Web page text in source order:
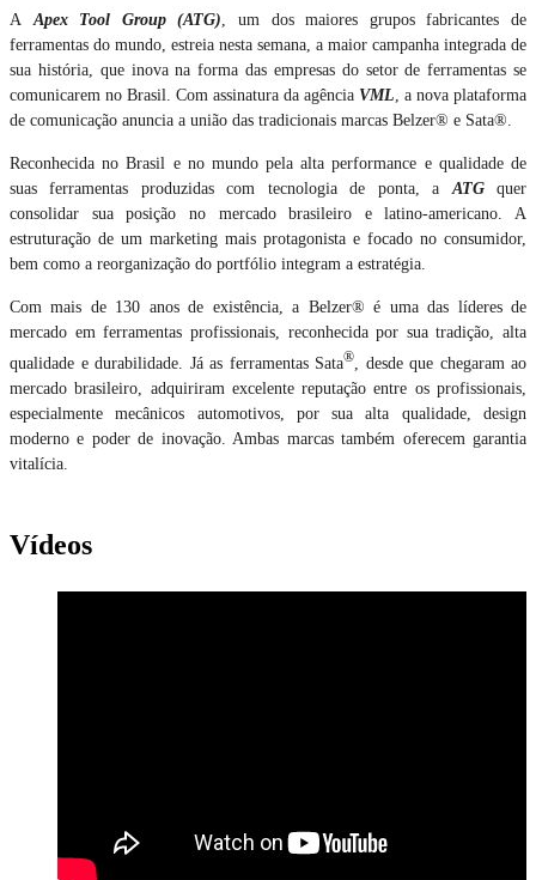
A Apex Tool Group (ATG) , um dos maiores grupos fabricantes de
ferramentas do mundo, estreia nesta semana, a maior campanha integrada de
sua história, que inova na forma das empresas do setor de ferramentas se
comunicarem no Brasil. Com assinatura da agência VML , a nova plataforma
de comunicação anuncia a união das tradicionais marcas Belzer® e Sata®.
Reconhecida no Brasil e no mundo pela alta performance e qualidade de
suas ferramentas produzidas com tecnologia de ponta, a ATGquer
consolidar sua posição no mercado brasileiro e latino-americano. A
estruturação de um marketing mais protagonista e focado no consumidor,
bem como a reorganização do portfólio integram a estratégia.
Com mais de 130 anos de existência, a Belzer® é uma das líderes de
mercado em ferramentas profissionais, reconhecida por sua tradição, alta
qualidade e durabilidade. Já as ferramentas Sata® , desde que chegaram ao
mercado brasileiro, adquiriram excelente reputação entre os profissionais,
especialmente mecânicos automotivos, por sua alta qualidade, design
moderno e poder de inovação. Ambas marcas também oferecem garantia
vitalícia.
Vídeos